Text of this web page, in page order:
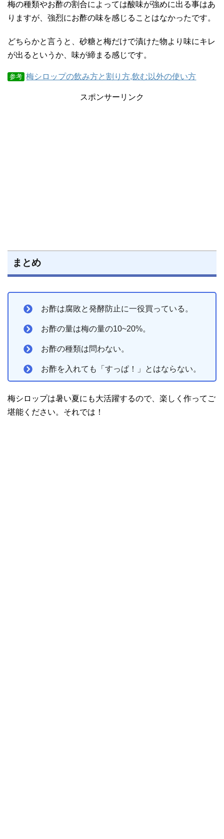
梅の種類やお酢の割合によっては酸味が強めに出る事はあ
りますが、強烈にお酢の味を感じることはなかったです。
どちらかと言うと、砂糖と梅だけで漬けた物より味にキレ
が出るというか、味が締まる感じです。
参考 梅シロップの飲み方と割り方,飲む以外の使い方
スポンサーリンク
まとめ
お酢は腐敗と発酵防止に一役買っている。
お酢の量は梅の量の10~20%。
お酢の種類は問わない。
お酢を入れても「すっぱ！」とはならない。
梅シロップは暑い夏にも大活躍するので、楽しく作ってご
堪能ください。それでは！